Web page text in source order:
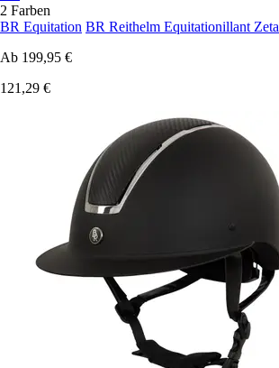
2 Farben
BR Equitation BR Reithelm Equitationillant Zeta
Ab 199,95 €
121,29 €